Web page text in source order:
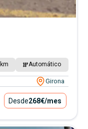
km Automático
Girona
Desde268€/mes